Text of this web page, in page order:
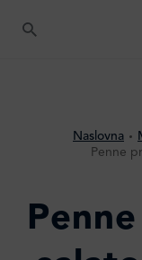
Naslovna
Penne